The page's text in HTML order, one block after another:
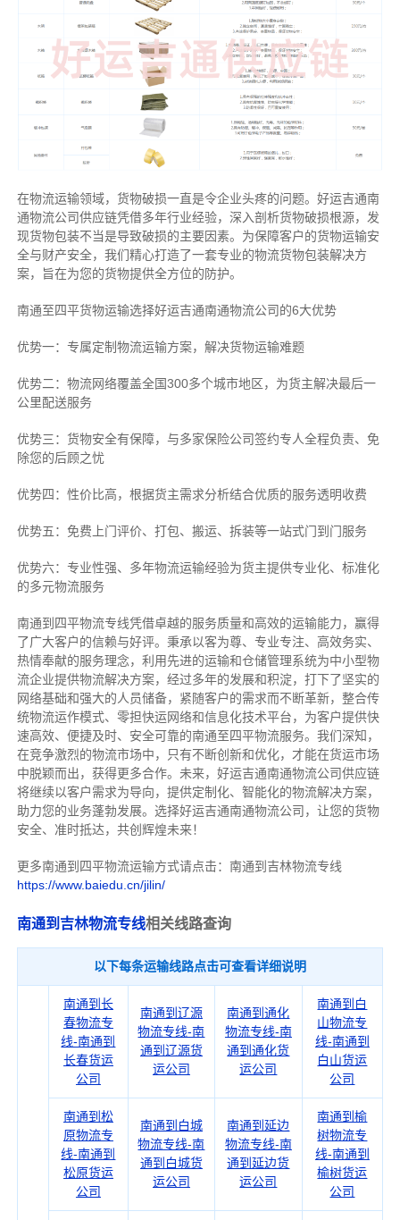
在物流运输领域，货物破损一直是令企业头疼的问题。好运吉通南
通物流公司供应链凭借多年行业经验，深入剖析货物破损根源，发
现货物包装不当是导致破损的主要因素。为保障客户的货物运输安
全与财产安全，我们精心打造了一套专业的物流货物包装解决方
案，旨在为您的货物提供全方位的防护。
南通至四平货物运输选择好运吉通南通物流公司的6大优势
优势一：专属定制物流运输方案，解决货物运输难题
优势二：物流网络覆盖全国300多个城市地区，为货主解决最后一
公里配送服务
优势三：货物安全有保障，与多家保险公司签约专人全程负责、免
除您的后顾之忧
优势四：性价比高，根据货主需求分析结合优质的服务透明收费
优势五：免费上门评价、打包、搬运、拆装等一站式门到门服务
优势六：专业性强、多年物流运输经验为货主提供专业化、标准化
的多元物流服务
南通到四平物流专线凭借卓越的服务质量和高效的运输能力，赢得
了广大客户的信赖与好评。 秉承以客为尊、专业专注、高效务实、
热情奉献的服务理念，利用先进的运输和仓储管理系统为中小型物
流企业提供物流解决方案，经过多年的发展和积淀，打下了坚实的
网络基础和强大的人员储备，紧随客户的需求而不断革新，整合传
统物流运作模式、零担快运网络和信息化技术平台，为客户提供快
速高效、便捷及时、安全可靠的南通至四平物流服务。 我们深知，
在竞争激烈的物流市场中，只有不断创新和优化，才能在货运市场
中脱颖而出，获得更多合作。 未来，好运吉通南通物流公司供应链
将继续以客户需求为导向，提供定制化、智能化的物流解决方案，
助力您的业务蓬勃发展。选择好运吉通南通物流公司，让您的货物
安全、准时抵达，共创辉煌未来！
更多南通到四平物流运输方式请点击：南通到吉林物流专线
https://www.baiedu.cn/jilin/
南通到吉林物流专线相关线路查询
以下每条运输线路点击可查看详细说明
南通到长
春物流专
线-南通到
长春货运
公司
南通到辽源
物流专线-南
通到辽源货
运公司
南通到通化
物流专线-南
通到通化货
运公司
南通到白
山物流专
线-南通到
白山货运
公司
南通到松
原物流专
线-南通到
松原货运
公司
南通到白城
物流专线-南
通到白城货
运公司
南通到延边
物流专线-南
通到延边货
运公司
南通到榆
树物流专
线-南通到
榆树货运
公司